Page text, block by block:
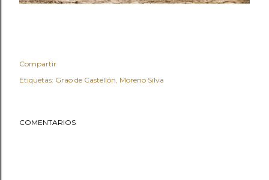
Compartir
Etiquetas: Grao de Castellón Moreno Silva
COMENTARIOS